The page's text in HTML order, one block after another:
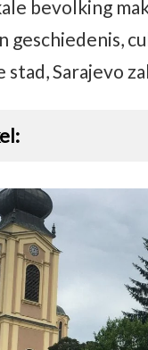
bevolking
geschiedenis,
stad, Sarajevo